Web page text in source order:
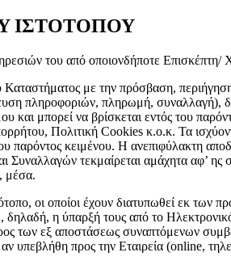
ΙΣΤΟΤΟΠΟΥ
του από οποιονδήποτε Επισκέπτη/
με την πρόσβαση,
πληροφοριών, πληρωμή, συναλλαγή),
και μπορεί να βρίσκεται εντός του
Πολιτική Cookies κ.ο.κ. Τα
παρόντος κειμένου. Η
τεκμαίρεται αμάχητα αφ’ ης
μέσα.
οι οποίοι έχουν διατυπωθεί εκ
δηλαδή, η ύπαρξή τους από το
των εξ αποστάσεως συναπτόμενων
υπεβλήθη προς την Εταιρεία (online,